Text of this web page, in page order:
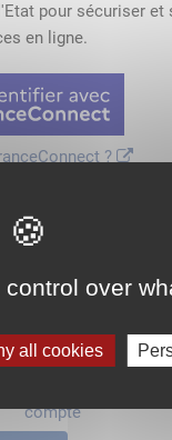
over
all cookies
pour sécuriser
en ligne.
?
compte